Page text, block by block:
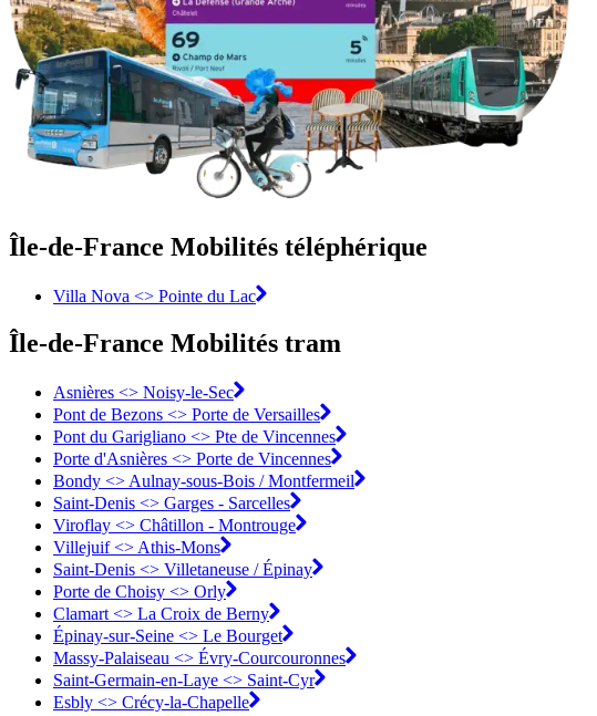
Île-de-France Mobilités téléphérique
Villa Nova <> Pointe du Lac
Île-de-France Mobilités tram
Asnières <>︎ Noisy-le-Sec
Pont de Bezons <>︎ Porte de Versailles
Pont du Garigliano <>︎ Pte de Vincennes
Porte d'Asnières <>︎ Porte de Vincennes
Bondy <>︎ Aulnay-sous-Bois / Montfermeil
Saint-Denis <>︎ Garges - Sarcelles
Viroflay <>︎ Châtillon - Montrouge
Villejuif <>︎ Athis-Mons
Saint-Denis <>︎ Villetaneuse / Épinay
Porte de Choisy <>︎ Orly
Clamart <>︎ La Croix de Berny
Épinay-sur-Seine <>︎ Le Bourget
Massy-Palaiseau <> Évry-Courcouronnes︎
Saint-Germain-en-Laye <>︎ Saint-Cyr
Esbly <> Crécy-la-Chapelle